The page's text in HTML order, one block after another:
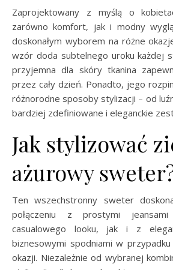
Zaprojektowany z myślą o
zarówno komfort, jak i modny
doskonałym wyborem na różne
wzór doda subtelnego uroku każdej
przyjemna dla skóry tkanina
przez cały dzień. Ponadto, jego
różnorodne sposoby stylizacji – od
bardziej zdefiniowane i eleganckie
Jak stylizować
ażurowy
Ten wszechstronny sweter
połączeniu z prostymi
casualowego looku, jak i z
biznesowymi spodniami w
okazji. Niezależnie od wybranej